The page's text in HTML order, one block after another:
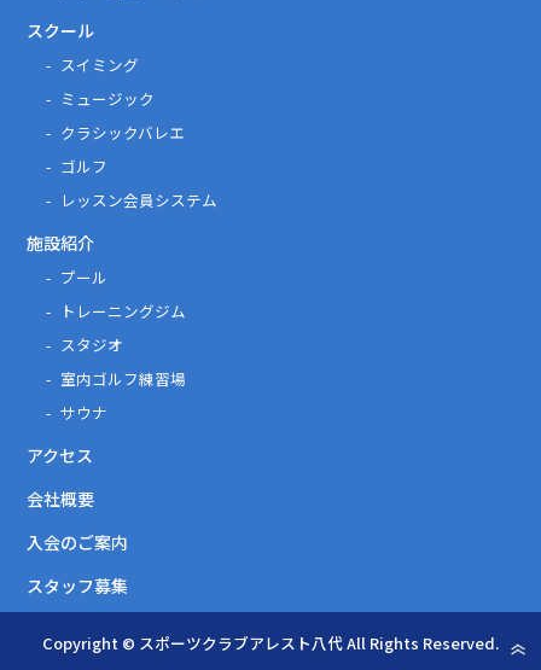
スクール
スイミング
ミュージック
クラシックバレエ
ゴルフ
レッスン会員システム
施設紹介
プール
トレーニングジム
スタジオ
室内ゴルフ練習場
サウナ
アクセス
会社概要
入会のご案内
スタッフ募集
Copyright © スポーツクラブアレスト八代 All Rights Reserved.